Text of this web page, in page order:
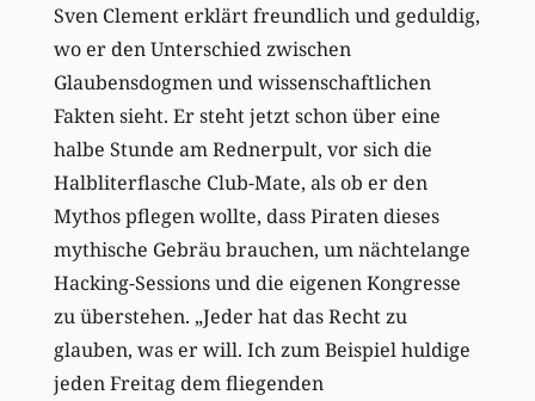
Sven Clement erklärt freundlich und geduldig,
wo er den Unterschied zwischen
Glaubensdogmen und wissenschaftlichen
Fakten sieht. Er steht jetzt schon über eine
halbe Stunde am Rednerpult, vor sich die
Halbliterflasche Club-Mate, als ob er den
Mythos pflegen wollte, dass Piraten dieses
mythische Gebräu brauchen, um nächtelange
Hacking-Sessions und die eigenen Kongresse
zu überstehen. „Jeder hat das Recht zu
glauben, was er will. Ich zum Beispiel huldige
jeden Freitag dem fliegenden